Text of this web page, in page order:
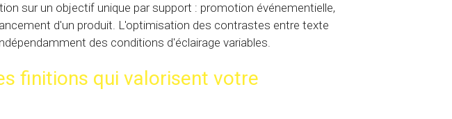
sur un objectif unique par support : promotion événementielle,
d'un produit. L'optimisation des contrastes entre texte
des conditions d'éclairage variables.
finitions qui valorisent votre